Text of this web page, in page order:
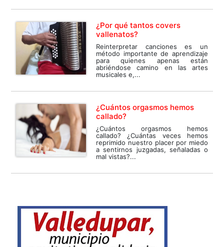
¿Por qué tantos covers
vallenatos?
Reinterpretar canciones es un
método importante de aprendizaje
para quienes apenas están
abriéndose camino en las artes
musicales e,...
¿Cuántos orgasmos hemos
callado?
¿Cuántos orgasmos hemos
callado? ¿Cuántas veces hemos
reprimido nuestro placer por miedo
a sentirnos juzgadas, señaladas o
mal vistas?...